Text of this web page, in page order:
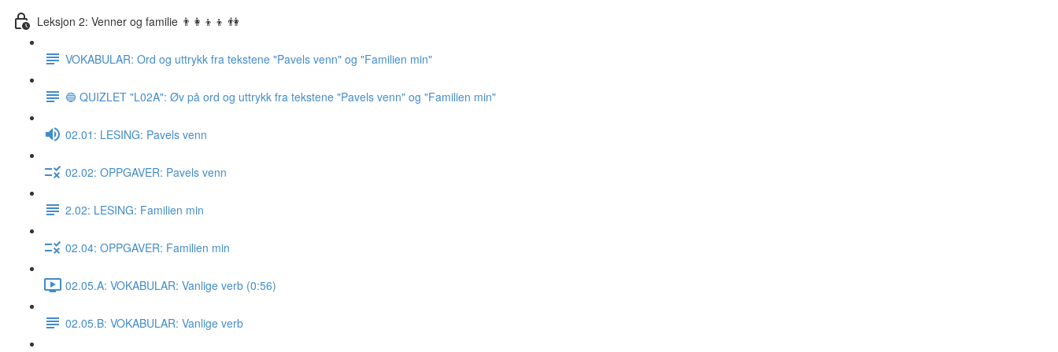
Leksjon 2: Venner og familie 👨‍👩‍👦‍👦 👫
VOKABULAR: Ord og uttrykk fra tekstene "Pavels venn" og "Familien min"
🔵 QUIZLET "L02A": Øv på ord og uttrykk fra tekstene "Pavels venn" og "Familien min"
02.01: LESING: Pavels venn
02.02: OPPGAVER: Pavels venn
2.02: LESING: Familien min
02.04: OPPGAVER: Familien min
02.05.A: VOKABULAR: Vanlige verb (0:56)
02.05.B: VOKABULAR: Vanlige verb